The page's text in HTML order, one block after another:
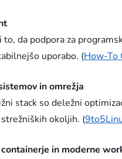
da podpora za
uporabo. (How-To
in omrežja
stack so deležni
okoljih. (
in moderne